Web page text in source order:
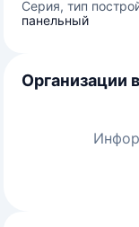
Серия, тип
панельный
Организации